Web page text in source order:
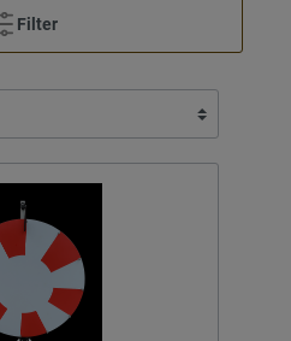
Filter